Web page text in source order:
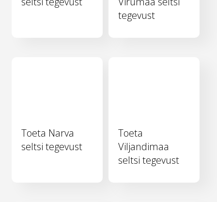
tegevust
Toeta Narva
seltsi tegevust
Toeta
Viljandimaa
seltsi tegevust